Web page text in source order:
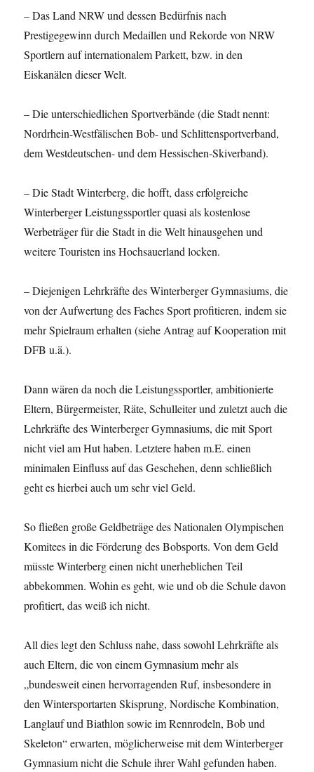
– Das Land NRW und dessen Bedürfnis nach
Prestigegewinn durch Medaillen und Rekorde von NRW
Sportlern auf internationalem Parkett, bzw. in den
Eiskanälen dieser Welt.
– Die unterschiedlichen Sportverbände (die Stadt nennt:
Nordrhein-Westfälischen Bob- und Schlittensportverband,
dem Westdeutschen- und dem Hessischen-Skiverband).
– Die Stadt Winterberg, die hofft, dass erfolgreiche
Winterberger Leistungssportler quasi als kostenlose
Werbeträger für die Stadt in die Welt hinausgehen und
weitere Touristen ins Hochsauerland locken.
– Diejenigen Lehrkräfte des Winterberger Gymnasiums, die
von der Aufwertung des Faches Sport profitieren, indem sie
mehr Spielraum erhalten (siehe Antrag auf Kooperation mit
DFB u.ä.).
Dann wären da noch die Leistungssportler, ambitionierte
Eltern, Bürgermeister, Räte, Schulleiter und zuletzt auch die
Lehrkräfte des Winterberger Gymnasiums, die mit Sport
nicht viel am Hut haben. Letztere haben m.E. einen
minimalen Einfluss auf das Geschehen, denn schließlich
geht es hierbei auch um sehr viel Geld.
So fließen große Geldbeträge des Nationalen Olympischen
Komitees in die Förderung des Bobsports. Von dem Geld
müsste Winterberg einen nicht unerheblichen Teil
abbekommen. Wohin es geht, wie und ob die Schule davon
profitiert, das weiß ich nicht.
All dies legt den Schluss nahe, dass sowohl Lehrkräfte als
auch Eltern, die von einem Gymnasium mehr als
„bundesweit einen hervorragenden Ruf, insbesondere in
den Wintersportarten Skisprung, Nordische Kombination,
Langlauf und Biathlon sowie im Rennrodeln, Bob und
Skeleton“ erwarten, möglicherweise mit dem Winterberger
Gymnasium nicht die Schule ihrer Wahl gefunden haben.